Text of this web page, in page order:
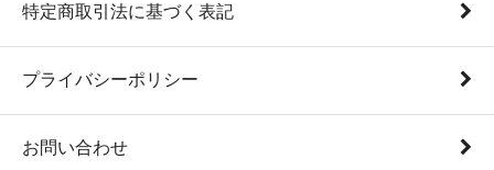
特定商取引法に基づく表記
プライバシーポリシー
お問い合わせ